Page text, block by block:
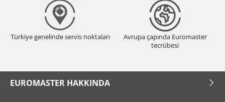
Türkiye genelinde servis noktaları
Avrupa çapında Euromaster
tecrübesi
EUROMASTER HAKKINDA